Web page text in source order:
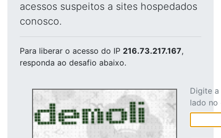
acessos suspeitos a sites hospedados
conosco.
Para liberar o acesso do IP 216.73.217.167,
responda ao desafio abaixo.
Digite
lado no